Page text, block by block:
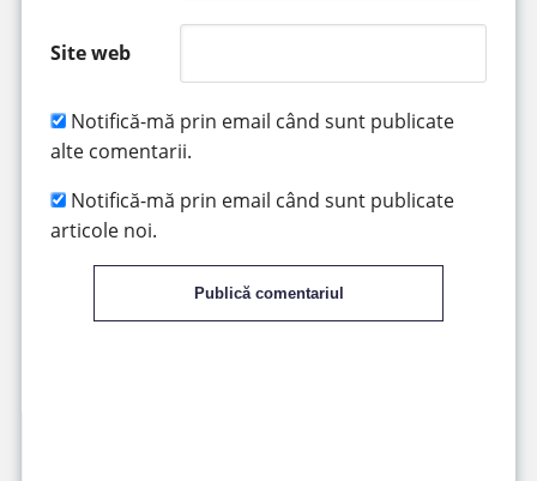
Site web
Notifică-mă prin email când sunt publicate
alte comentarii.
Notifică-mă prin email când sunt publicate
articole noi.
Publică comentariul